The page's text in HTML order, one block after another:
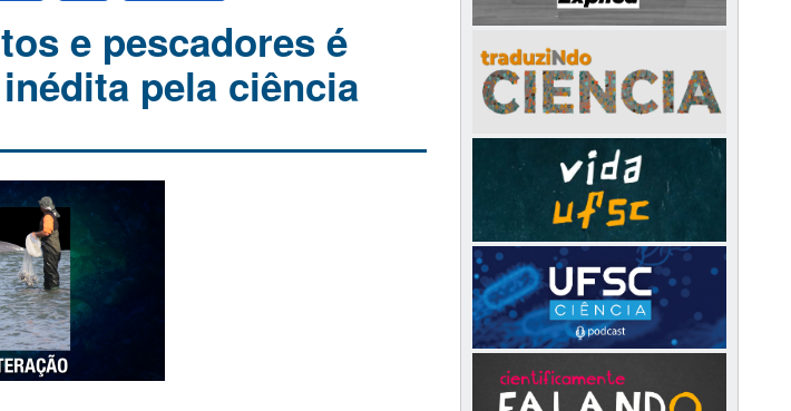
e pescadores é
pela ciência